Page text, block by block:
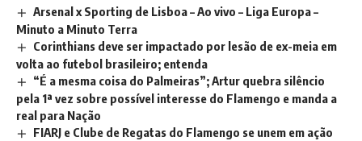
Arsenal x Sporting de Lisboa – Ao vivo – Liga Europa –
Minuto a Minuto Terra
Corinthians deve ser impactado por lesão de ex-meia em
volta ao futebol brasileiro; entenda
“É a mesma coisa do Palmeiras”; Artur quebra silêncio
pela 1ª vez sobre possível interesse do Flamengo e manda a
real para Nação
FIARJ e Clube de Regatas do Flamengo se unem em ação